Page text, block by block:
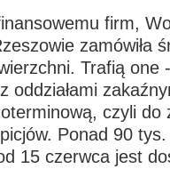
firm,
zamówiła
Trafią one
oddziałami
czyli do
Ponad 90 tys.
15 czerwca jest